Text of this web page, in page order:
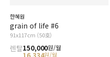
한혜원
grain of life #6
91x117cm (50호)
렌탈150,000원/월
원/월